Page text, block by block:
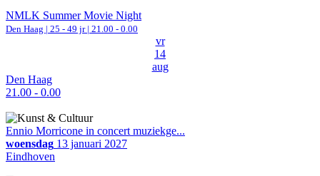
NMLK Summer Movie Night
Den Haag | 25 - 49 jr | 21.00 - 0.00
vr
14
aug
Den Haag
21.00 - 0.00
Ennio Morricone in concert muziekge...
woensdag 13 januari 2027
Eindhoven